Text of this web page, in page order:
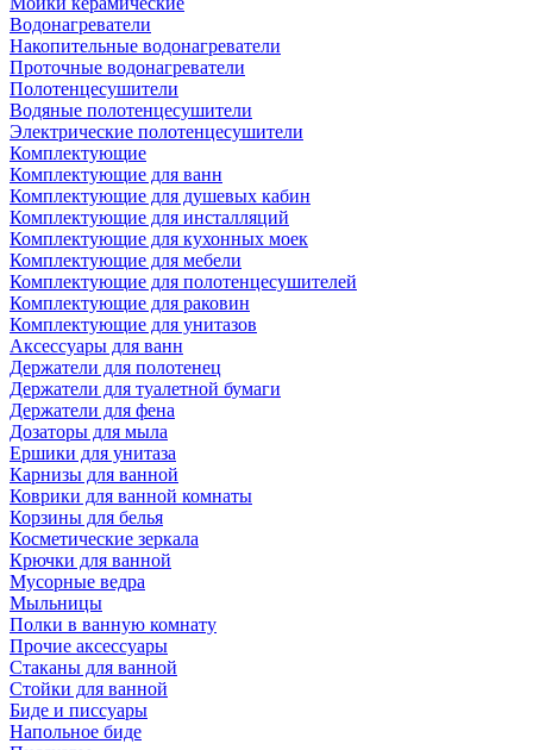
Водонагреватели
Накопительные водонагреватели
Проточные водонагреватели
Полотенцесушители
Водяные полотенцесушители
Электрические полотенцесушители
Комплектующие
Комплектующие для ванн
Комплектующие для душевых кабин
Комплектующие для инсталляций
Комплектующие для кухонных моек
Комплектующие для мебели
Комплектующие для полотенцесушителей
Комплектующие для раковин
Комплектующие для унитазов
Аксессуары для ванн
Держатели для полотенец
Держатели для туалетной бумаги
Держатели для фена
Дозаторы для мыла
Ершики для унитаза
Карнизы для ванной
Коврики для ванной комнаты
Корзины для белья
Косметические зеркала
Крючки для ванной
Мусорные ведра
Мыльницы
Полки в ванную комнату
Прочие аксессуары
Стаканы для ванной
Стойки для ванной
Биде и писсуары
Напольное биде